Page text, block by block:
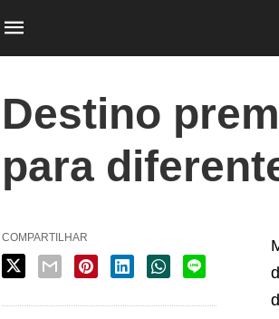
Destino
para
COMPARTILHAR